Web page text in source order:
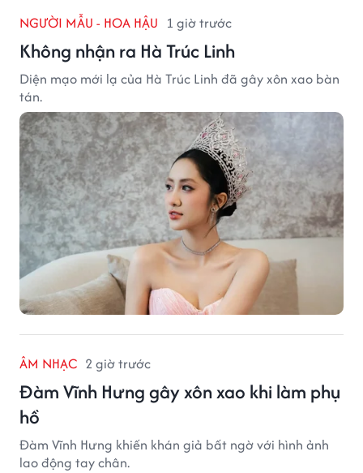
NGƯỜI MẪU - HOA HẬU 1 giờ trước
Không nhận ra Hà Trúc Linh
Diện mạo mới lạ của Hà Trúc Linh đã gây xôn xao bàn
tán.
ÂM NHẠC 2 giờ trước
Đàm Vĩnh Hưng gây xôn xao khi làm phụ
hồ
Đàm Vĩnh Hưng khiến khán giả bất ngờ với hình ảnh
lao động tay chân.